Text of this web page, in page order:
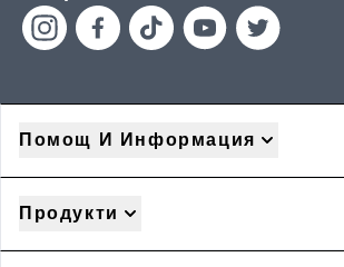
Помощ И Информация
Продукти